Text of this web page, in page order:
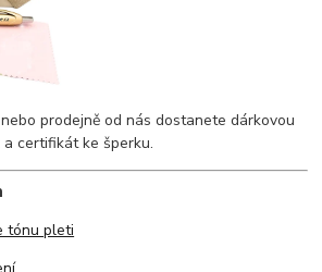
prodejně od nás dostanete dárkovou
certifikát ke šperku.
tónu pleti